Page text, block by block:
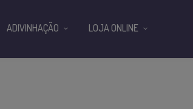
ADIVINHAÇÃO LOJA ONLINE